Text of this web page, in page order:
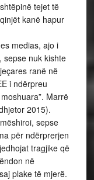
tejet të
kanë hapur
medias, ajo i
sepse nuk kishte
ranë në
i ndërpreu
Marrë
2015).
sepse
për ndërprerjen
tragjike që
në
plake të mjerë.